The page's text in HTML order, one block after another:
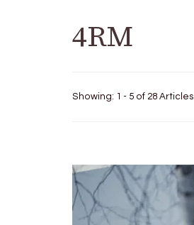
4RM
Showing: 1 - 5 of 28 Articles